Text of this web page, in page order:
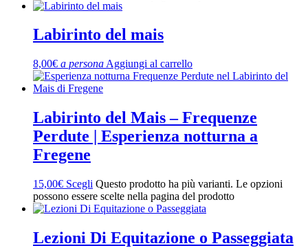
Labirinto del mais
8,00€ a persona Aggiungi al carrello
Labirinto del Mais – Frequenze
Perdute | Esperienza notturna a
Fregene
15,00€ Scegli Questo prodotto ha più varianti. Le opzioni
possono essere scelte nella pagina del prodotto
Lezioni Di Equitazione o Passeggiata